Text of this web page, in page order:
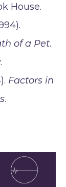
House.
of a Pet.
Factors in
.